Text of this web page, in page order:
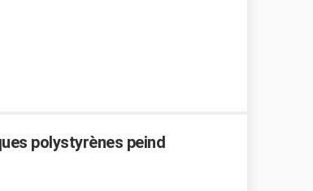
polystyrènes peind